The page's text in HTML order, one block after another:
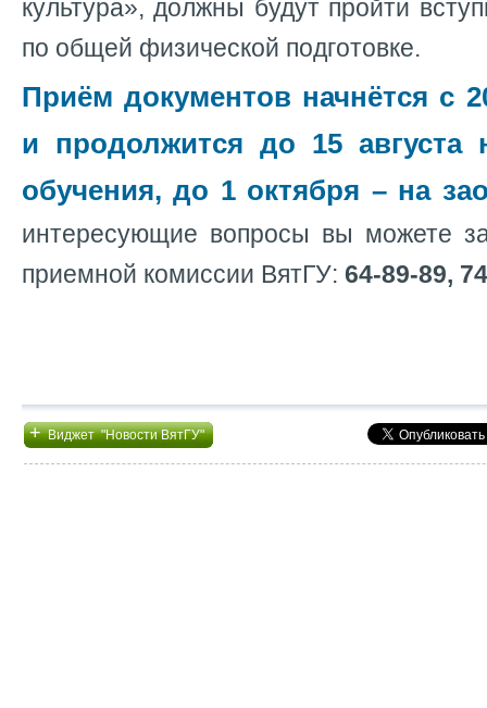
культура», должны будут пройти
по общей физической подготовке.
Приём документов начнётся с
и продолжится до 15
обучения, до 1 октября – на
интересующие вопросы вы можете
приемной комиссии ВятГУ: 64-89-89,
+Виджет "Новости ВятГУ"